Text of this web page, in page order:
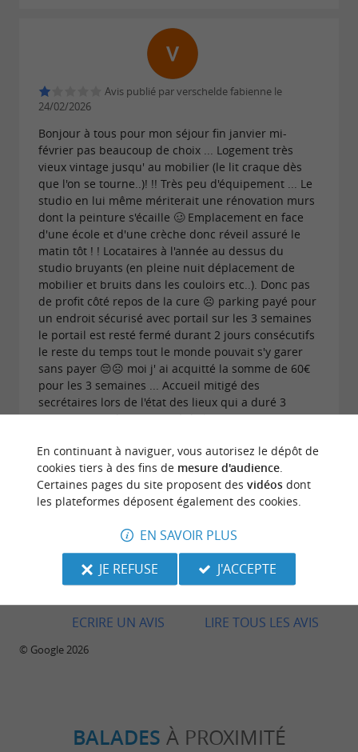
Avis publié par verschelde fabienne le
24/02/2026
Bonjour à tous pour mon séjour fin janvier mi-
février pas beaucoup de choix ... Logement très
vieux vintage jusqu' au mobilier (le lit craque dès
que l'on se tourne..)! !! Très peu d'équipement ... Le
studio en lui même mériterait une rénovation murs
dont la peinture s'écaille 🥴 Emplacement en face
d'une école et d'une crèche donc réveil assuré le
matin tôt ! ! Locataires à l'année au dessus du
studio bruyants (en pleine nuit déplacement de
mobilier et bruits dans les couloirs etc..). Donc pas
de profit côté repos de la cure ☹️ parking payé pour
un endroit sécurisé avec portail sur les 3 semaines
le portail est resté fermé durant 2 jours consécutifs
le reste du temps tout le monde pouvait s'y garer
sans payer 😔☹️ moi j' ai acquitté la somme de 60€
pour les 3 semaines ... Accueil mitigé des
secrétaires lors de l'état des lieux qui a duré 3
minutes retard non excusé de la personne 3/4
recommanderais pas
Avis publié par Gladys Montlouis-félicité le
21/12/2025
LIRE TOUS LES AVIS
ECRIRE UN AVIS
© Google 2026
BALADES À PROXIMITÉ
En continuant à naviguer, vous autorisez le dépôt de
cookies tiers à des fins de mesure d'audience.
Certaines pages du site proposent des vidéosdont
les plateformes déposent également des cookies.
EN SAVOIR PLUS
JE REFUSE
J'ACCEPTE